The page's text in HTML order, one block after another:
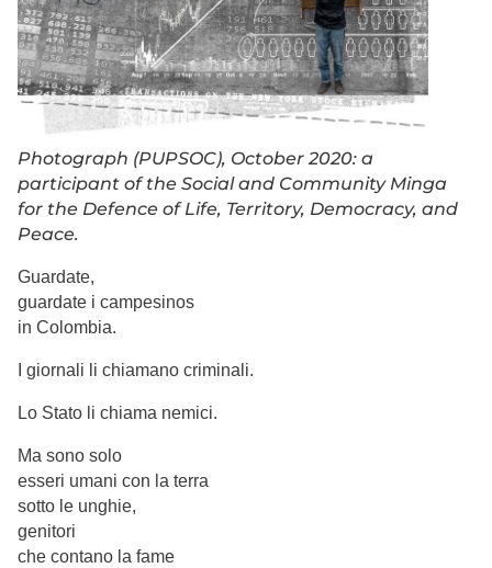
Photograph (PUPSOC), October 2020: a
participant of the Social and Community Minga
for the Defence of Life, Territory, Democracy, and
Peace.
Guardate,
guardate i campesinos
in Colombia.
I giornali li chiamano criminali.
Lo Stato li chiama nemici.
Ma sono solo
esseri umani con la terra
sotto le unghie,
genitori
che contano la fame